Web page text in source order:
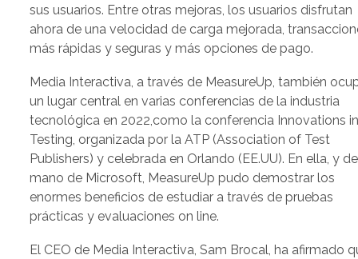
sus usuarios. Entre otras mejoras, los usuarios disfrutan
ahora de una velocidad de carga mejorada,
más rápidas y seguras y más opciones de pago.
Media Interactiva, a través de MeasureUp, también
un lugar central en varias conferencias de la industria
tecnológica en 2022,como la conferencia Innovations
Testing, organizada por la ATP (Association of Test
Publishers) y celebrada en Orlando (EE.UU). En ella, y
mano de Microsoft, MeasureUp pudo demostrar los
enormes beneficios de estudiar a través de pruebas
prácticas y evaluaciones on line.
El CEO de Media Interactiva, Sam Brocal, ha afirmado